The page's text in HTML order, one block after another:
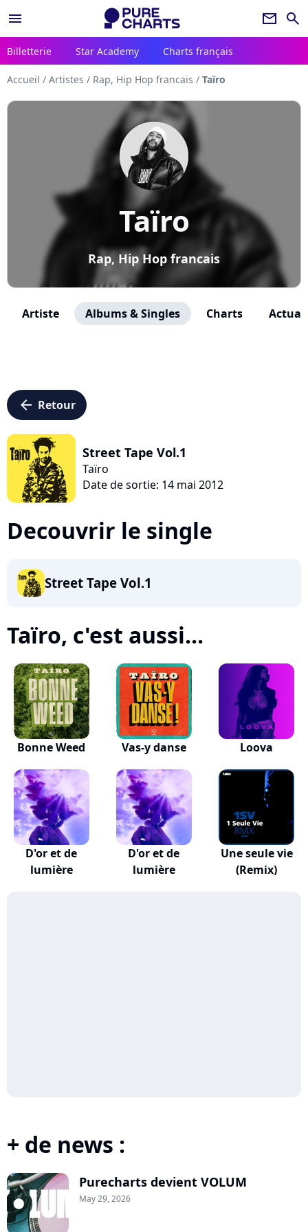
menu newsletter search
Billetterie Star Academy Charts français
Accueil / Artistes / Rap, Hip Hop francais / Taïro
Taïro
Rap, Hip Hop francais
Artiste Albums & Singles Charts
arrow_left Retour
Street Tape Vol.1
Taïro
Date de sortie: 14 mai 2012
Decouvrir le single
Street Tape Vol.1
Taïro, c'est aussi...
Bonne Weed Vas-y danse Loova
D'or et de
lumière
D'or et de
lumière
Une seule vie
(Remix)
+ de news :
Purecharts devient VOLUM
May 29, 2026